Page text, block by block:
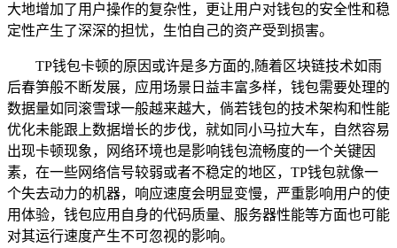
大地增加了用户操作的复杂性，更让用户对钱包的安全性和稳
定性产生了深深的担忧，生怕自己的资产受到损害。
TP钱包卡顿的原因或许是多方面的,随着区块链技术如雨
后春笋般不断发展，应用场景日益丰富多样，钱包需要处理的
数据量如同滚雪球一般越来越大，倘若钱包的技术架构和性能
优化未能跟上数据增长的步伐，就如同小马拉大车，自然容易
出现卡顿现象，网络环境也是影响钱包流畅度的一个关键因
素，在一些网络信号较弱或者不稳定的地区，TP钱包就像一
个失去动力的机器，响应速度会明显变慢，严重影响用户的使
用体验，钱包应用自身的代码质量、服务器性能等方面也可能
对其运行速度产生不可忽视的影响。